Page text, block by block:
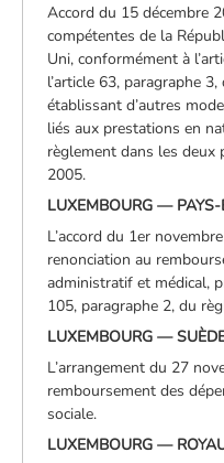
Accord du 15 décembre
compétentes de la
Uni, conformément à
l’article 63, paragraphe
établissant d’autres
liés aux prestations en
règlement dans les deux
2005.
LUXEMBOURG —
L’accord du 1er
renonciation au
administratif et médical,
105, paragraphe 2, du
LUXEMBOURG —
L’arrangement du 27
remboursement des
sociale.
LUXEMBOURG —